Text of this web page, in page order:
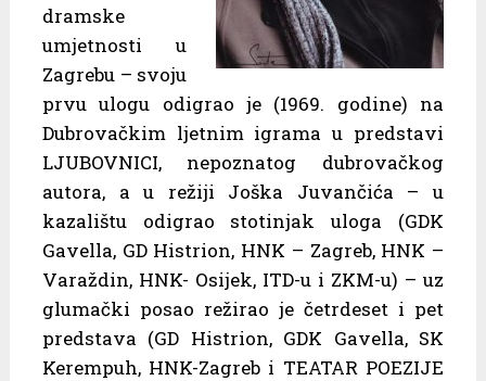
dramske
umjetnosti u
Zagrebu – svoju
prvu ulogu odigrao je (1969. godine) na
Dubrovačkim ljetnim igrama u predstavi
LJUBOVNICI, nepoznatog dubrovačkog
autora, a u režiji Joška Juvančića – u
kazalištu odigrao stotinjak uloga (GDK
Gavella, GD Histrion, HNK – Zagreb, HNK –
Varaždin, HNK- Osijek, ITD-u i ZKM-u) – uz
glumački posao režirao je četrdeset i pet
predstava (GD Histrion, GDK Gavella, SK
Kerempuh, HNK-Zagreb i TEATAR POEZIJE